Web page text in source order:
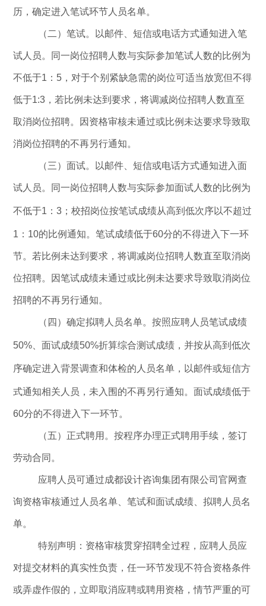
历，确定进入笔试环节人员名单。
（二）笔试。 以邮件、短信或电话方式通知进入笔
试人员。同一岗位招聘人数与实际参加笔试人数的比例为
不低于1 ： 5 ， 对于个别紧缺急需的岗位可适当放宽但不得
低于1:3 ， 若比例未达到要求，将调减岗位招聘人数直至
取消岗位招聘。因资格审核未通过或比例未达要求导致取
消岗位招聘的不再另行通知。
（三）面试。 以邮件、短信或电话方式通知进入面
试人员。同一岗位招聘人数与实际参加面试人数的比例为
不低于1 ：3 ；校招岗位按笔试成绩从高到低次序以不超过
1 ： 10的比例通知。笔试成绩低于60分的不得进入下一环
节。若比例未达到要求，将调减岗位招聘人数直至取消岗
位招聘。因笔试成绩未通过或比例未达要求导致取消岗位
招聘的不再另行通知。
（四）确定拟聘人员名单。按照应聘人员笔试成绩
50% 、面试成绩50%折算综合测试成绩，并按从高到低次
序确定进入背景调查和体检的人员名单，以邮件或短信方
式通知相关人员， 未入围的不再另行通知。面试成绩低于
60分的不得进入下一环节。
（五）正式聘用。按程序办理正式聘用手续，签订
劳动合同。
应聘人员可通过成都设计咨询集团有限公司官网查
询资格审核通过人员名单、笔试和面试成绩、拟聘人员名
单。
特别声明： 资格审核贯穿招聘全过程，应聘人员应
对提交材料的真实性负责，任一环节发现不符合资格条件
或弄虚作假的，立即取消应聘或聘用资格，情节严重的可